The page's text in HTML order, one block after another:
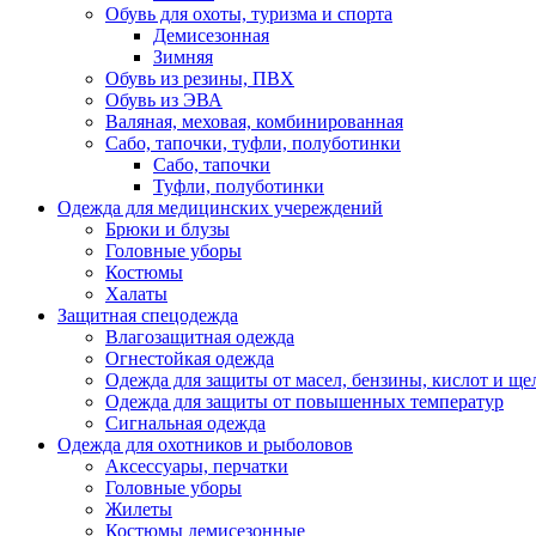
Обувь для охоты, туризма и спорта
Демисезонная
Зимняя
Обувь из резины, ПВХ
Обувь из ЭВА
Валяная, меховая, комбинированная
Сабо, тапочки, туфли, полуботинки
Сабо, тапочки
Туфли, полуботинки
Одежда для медицинских учереждений
Брюки и блузы
Головные уборы
Костюмы
Халаты
Защитная спецодежда
Влагозащитная одежда
Огнестойкая одежда
Одежда для защиты от масел, бензины, кислот и
Одежда для защиты от повышенных температур
Сигнальная одежда
Одежда для охотников и рыболовов
Аксессуары, перчатки
Головные уборы
Жилеты
Костюмы демисезонные